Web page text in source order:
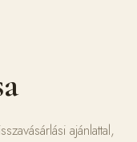
ajánlattal,